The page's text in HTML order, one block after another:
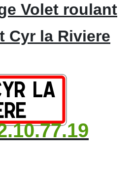
Volet roulant
Cyr la Riviere